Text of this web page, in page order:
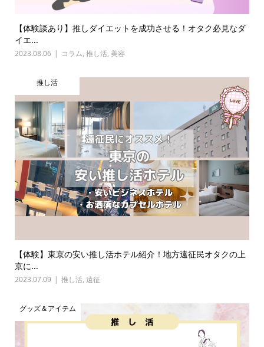
【体験談あり】推しダイエットを成功させる！オタク必見なダ
イエ...
2023.08.06 コラム, 推し活, 美容
推し活
【体験】東京の安い推し活ホテル紹介！地方遠征民オタクの上
京に...
2023.07.09 推し活, 遠征
グッズ＆アイテム